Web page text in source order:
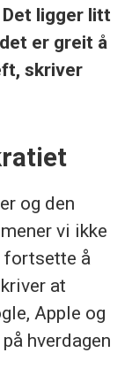
ligger litt
er greit å
skriver
og den
vi ikke
fortsette å
at
Apple og
hverdagen